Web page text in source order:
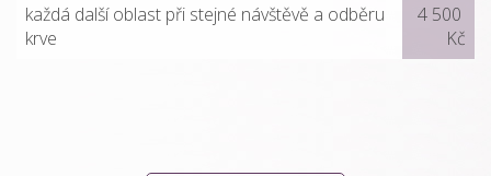
každá další oblast při stejné návštěvě a odběru
krve
4 500
Kč